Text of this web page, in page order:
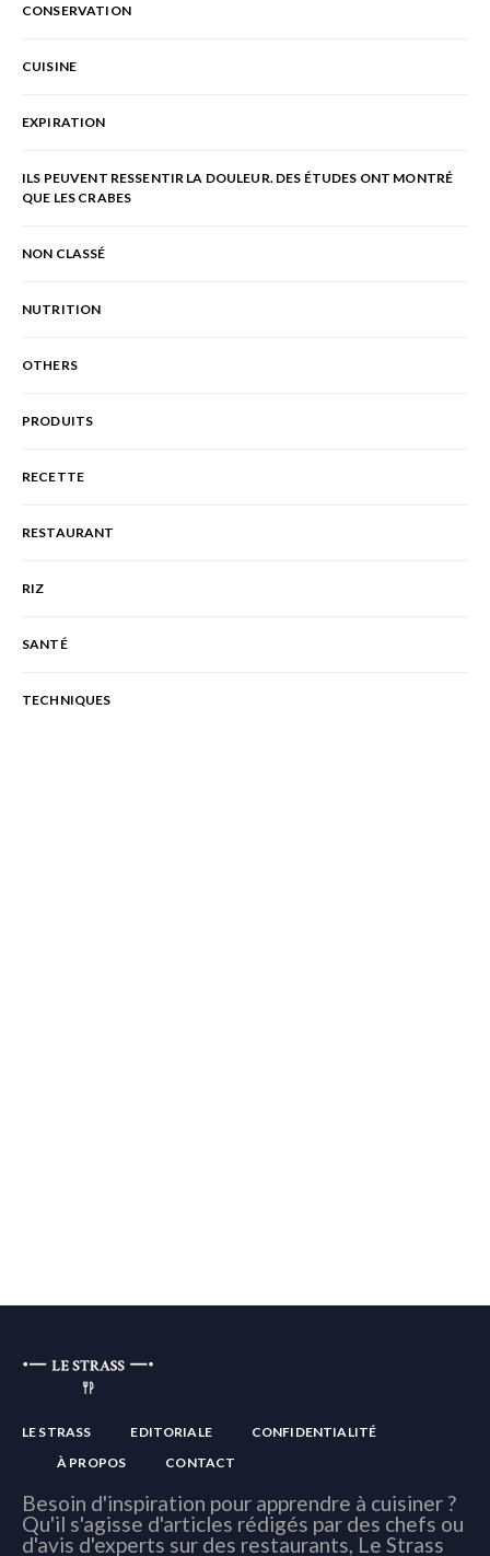
CONSERVATION
CUISINE
EXPIRATION
ILS PEUVENT RESSENTIR LA DOULEUR. DES ÉTUDES ONT MONTRÉ
QUE LES CRABES
NON CLASSÉ
NUTRITION
OTHERS
PRODUITS
RECETTE
RESTAURANT
RIZ
SANTÉ
TECHNIQUES
LE STRASS EDITORIALE
CONFIDENTIALITÉ
À PROPOS
CONTACT
Besoin d'inspiration pour apprendre à cuisiner ?
Qu'il s'agisse d'articles rédigés par des chefs ou
d'avis d'experts sur des restaurants, Le Strass